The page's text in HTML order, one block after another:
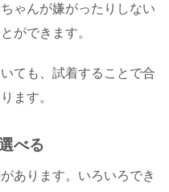
ゃんが嫌がったりしない
ができます。
ても、試着することで合
ます。
べる
あります。いろいろでき